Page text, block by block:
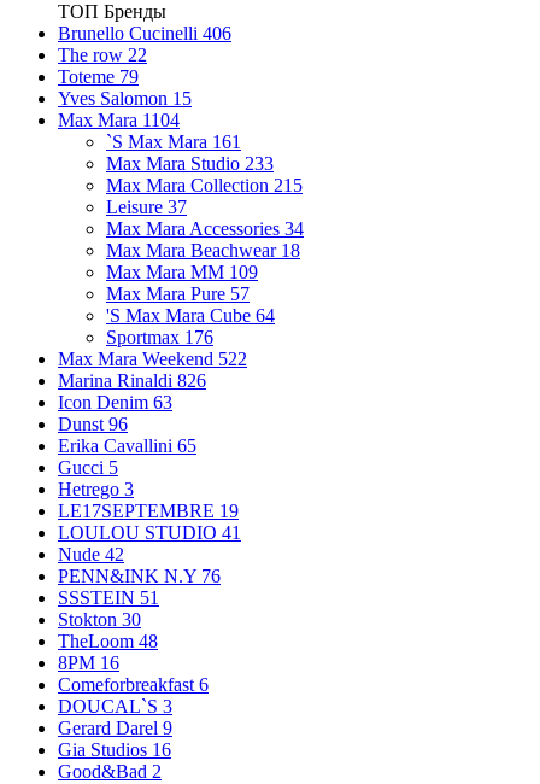
ТОП Бренды
Brunello Cucinelli 406
The row 22
Toteme 79
Yves Salomon 15
Max Mara 1104
`S Max Mara 161
Max Mara Studio 233
Max Mara Collection 215
Leisure 37
Max Mara Accessories 34
Max Mara Beachwear 18
Max Mara MM 109
Max Mara Pure 57
'S Max Mara Cube 64
Sportmax 176
Max Mara Weekend 522
Marina Rinaldi 826
Icon Denim 63
Dunst 96
Erika Cavallini 65
Gucci 5
Hetrego 3
LE17SEPTEMBRE 19
LOULOU STUDIO 41
Nude 42
PENN&INK N.Y 76
SSSTEIN 51
Stokton 30
TheLoom 48
8PM 16
Comeforbreakfast 6
DOUCAL`S 3
Gerard Darel 9
Gia Studios 16
Good&Bad 2